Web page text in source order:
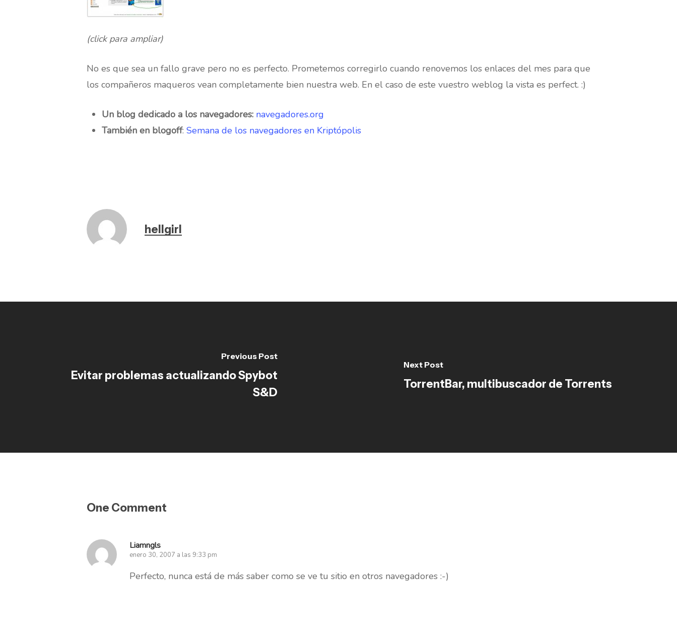
(click para ampliar)
No es que sea un fallo grave pero no es perfecto. Prometemos corregirlo cuando renovemos los enlaces del mes para que
los compañeros maqueros vean completamente bien nuestra web. En el caso de este vuestro weblog la vista es perfect. :)
Un blog dedicado a los navegadores: navegadores.org
También en blogoff: Semana de los navegadores en Kriptópolis
hellgirl
Previous Post
Evitar problemas actualizando Spybot
S&D
Next Post
TorrentBar, multibuscador de Torrents
One Comment
Liamngls
enero 30, 2007 a las 9:33 pm
Perfecto, nunca está de más saber como se ve tu sitio en otros navegadores :-)